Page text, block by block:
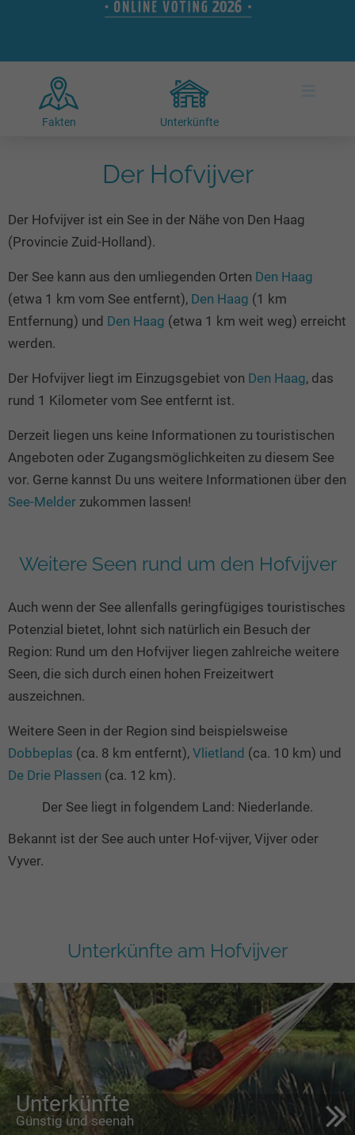
Radtouren am See
Kitesurfen
Kanu- & Kajaktouren
Badeseen in Deutschland
Wellness am See
Romantik Hotels
Urlaub an der Küste
Unterkünfte
Hotels am See
Ferienwohnungen
Kanu- & Kajak-Urlaub
Bikeurlaub
Auszeit & Wellness
Camping am See
Top-Hotels
Wellness-Hotels
Biohotels
Ausgefallenes
Häuser auf dem Wasser
Hundefreundliche Unterkünfte
Seen in Deutschland
Seen in Europa
Überwachte Badestellen
Unsere See-Highlights
Deutschlands schönste Seen
Top Seen nach Bundesländern
Top Seen nach Regionen
Deutschlands Lieblingsseen
Österreich
Frankreich
Niederlande
Schweden
alle Länder…
Fakten Unterkünfte
Der Hofvijver
Der Hofvijver ist ein See in der Nähe von Den Haag
(Provincie Zuid-Holland).
Der See kann aus den umliegenden Orten Den Haag
(etwa 1 km vom See entfernt), Den Haag (1 km
Entfernung) und Den Haag (etwa 1 km weit weg) erreicht
werden.
Der Hofvijver liegt im Einzugsgebiet von Den Haag, das
rund 1 Kilometer vom See entfernt ist.
Derzeit liegen uns keine Informationen zu touristischen
Angeboten oder Zugangsmöglichkeiten zu diesem See
vor. Gerne kannst Du uns weitere Informationen über den
See-Melder zukommen lassen!
Weitere Seen rund um den Hofvijver
Auch wenn der See allenfalls geringfügiges touristisches
Potenzial bietet, lohnt sich natürlich ein Besuch der
Region: Rund um den Hofvijver liegen zahlreiche weitere
Seen, die sich durch einen hohen Freizeitwert
auszeichnen.
Weitere Seen in der Region sind beispielsweise
Dobbeplas (ca. 8 km entfernt), Vlietland (ca. 10 km) und
De Drie Plassen (ca. 12 km).
Der See liegt in folgendem Land: Niederlande.
Bekannt ist der See auch unter Hof-vijver, Vijver oder
Vyver.
Unterkünfte am Hofvijver
Unterkünfte
Günstig und seenah